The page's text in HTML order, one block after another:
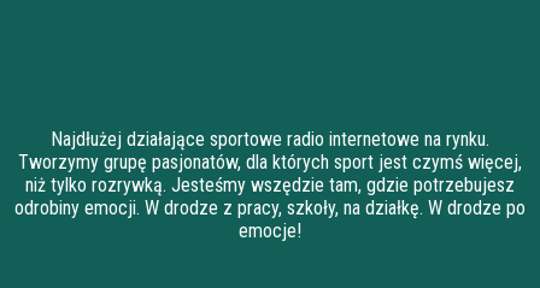
Najdłużej działające sportowe radio internetowe na rynku.
Tworzymy grupę pasjonatów, dla których sport jest czymś więcej,
niż tylko rozrywką. Jesteśmy wszędzie tam, gdzie potrzebujesz
odrobiny emocji. W drodze z pracy, szkoły, na działkę. W drodze po
emocje!